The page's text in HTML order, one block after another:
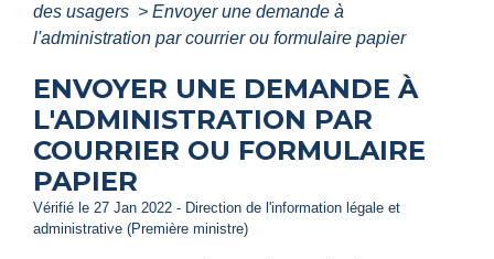
des usagers > Envoyer une demande à
l'administration par courrier ou formulaire papier
ENVOYER UNE DEMANDE À
L'ADMINISTRATION PAR
COURRIER OU FORMULAIRE
PAPIER
Vérifié le 27 Jan 2022 - Direction de l'information légale et
administrative (Première ministre)